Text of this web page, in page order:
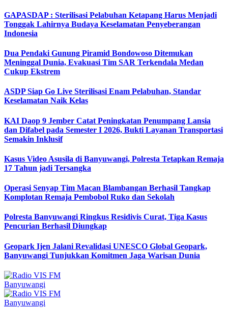
GAPASDAP : Sterilisasi Pelabuhan Ketapang Harus Menjadi
Tonggak Lahirnya Budaya Keselamatan Penyeberangan
Indonesia
Dua Pendaki Gunung Piramid Bondowoso Ditemukan
Meninggal Dunia, Evakuasi Tim SAR Terkendala Medan
Cukup Ekstrem
ASDP Siap Go Live Sterilisasi Enam Pelabuhan, Standar
Keselamatan Naik Kelas
KAI Daop 9 Jember Catat Peningkatan Penumpang Lansia
dan Difabel pada Semester I 2026, Bukti Layanan Transportasi
Semakin Inklusif
Kasus Video Asusila di Banyuwangi, Polresta Tetapkan Remaja
17 Tahun jadi Tersangka
Operasi Senyap Tim Macan Blambangan Berhasil Tangkap
Komplotan Remaja Pembobol Ruko dan Sekolah
Polresta Banyuwangi Ringkus Residivis Curat, Tiga Kasus
Pencurian Berhasil Diungkap
Geopark Ijen Jalani Revalidasi UNESCO Global Geopark,
Banyuwangi Tunjukkan Komitmen Jaga Warisan Dunia